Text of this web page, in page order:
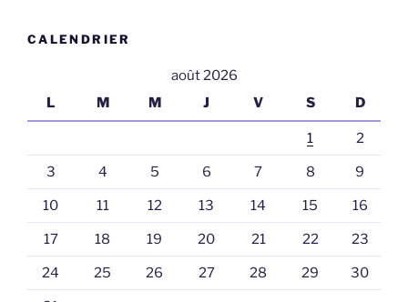
CALENDRIER
août 2026
L
M M J V S D
1 2
3 4 5 6 7 8 9
10 11 12 13 14 15 16
17 18 19 20 21 22 23
24 25 26 27 28 29 30